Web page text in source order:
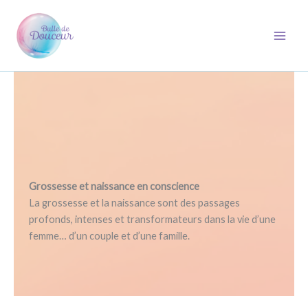
contenu
Grossesse et naissance en conscience
La grossesse et la naissance sont des passages
profonds, intenses et transformateurs dans la vie d’une
femme… d’un couple et d’une famille.